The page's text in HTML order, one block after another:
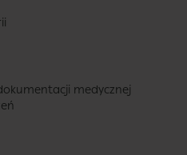
medycznej